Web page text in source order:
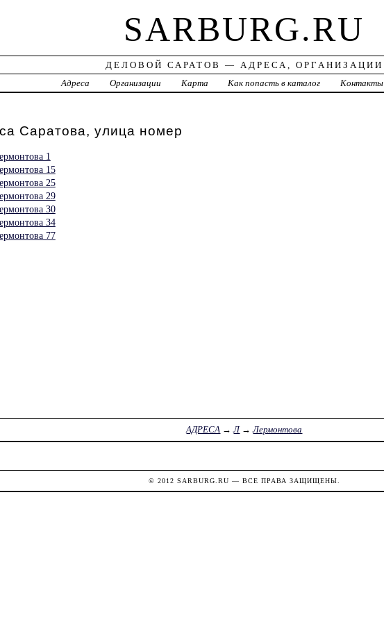
SARBURG.RU
ДЕЛОВОЙ САРАТОВ — АДРЕСА, ОРГАНИЗАЦИИ
Адреса
Организации Карта Как попасть в каталог Контакты
Саратова, улица номер
1
15
25
29
30
34
77
АДРЕСА →Л→Лермонтова
© 2012 SARBURG.RU — ВСЕ ПРАВА ЗАЩИЩЕНЫ.